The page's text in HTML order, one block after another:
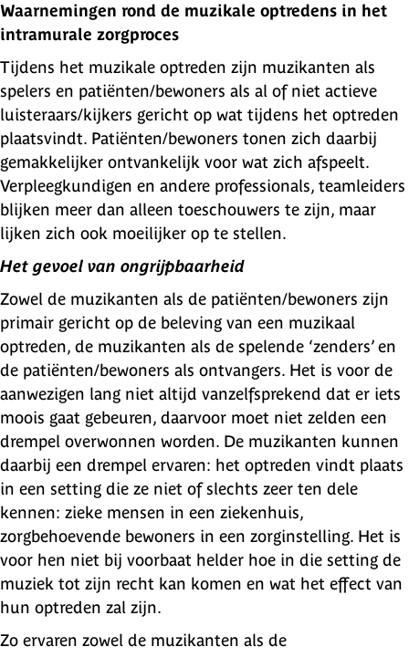
Waarnemingen rond de muzikale optredens in het
intramurale zorgproces
Tijdens het muzikale optreden zijn muzikanten als
spelers en patiënten/bewoners als al of niet actieve
luisteraars/kijkers gericht op wat tijdens het optreden
plaatsvindt. Patiënten/bewoners tonen zich daarbij
gemakkelijker ontvankelijk voor wat zich afspeelt.
Verpleegkundigen en andere professionals, teamleiders
blijken meer dan alleen toeschouwers te zijn, maar
lijken zich ook moeilijker op te stellen.
Het gevoel van ongrijpbaarheid
Zowel de muzikanten als de patiënten/bewoners zijn
primair gericht op de beleving van een muzikaal
optreden, de muzikanten als de spelende ‘zenders’ en
de patiënten/bewoners als ontvangers. Het is voor de
aanwezigen lang niet altijd vanzelfsprekend dat er iets
moois gaat gebeuren, daarvoor moet niet zelden een
drempel overwonnen worden. De muzikanten kunnen
daarbij een drempel ervaren: het optreden vindt plaats
in een setting die ze niet of slechts zeer ten dele
kennen: zieke mensen in een ziekenhuis,
zorgbehoevende bewoners in een zorginstelling. Het is
voor hen niet bij voorbaat helder hoe in die setting de
muziek tot zijn recht kan komen en wat het effect van
hun optreden zal zijn.
Zo ervaren zowel de muzikanten als de